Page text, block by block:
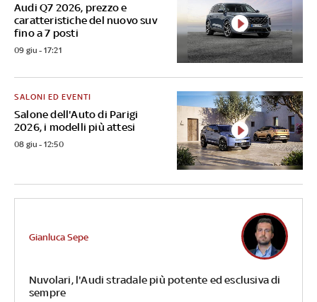
Audi Q7 2026, prezzo e
caratteristiche del nuovo suv
fino a 7 posti
09 giu - 17:21
Salone dell'Auto di Parigi
2026, i modelli più attesi
SALONI ED EVENTI
08 giu - 12:50
Nuvolari, l'Audi stradale più potente ed esclusiva di
sempre
Gianluca Sepe